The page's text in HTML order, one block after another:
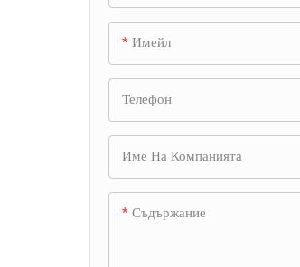
Форма за прахосмукачка
Форма за метане
Форма за чекмеджета на
хладилника
Форма за части на фреза
зареждане на безжични
слушалки
Форма за аксесоари за
Форма за корпус на камера
Форма за корпус на
проектор
Форма за принтер
Форма за принтер 先不要
Пластмасова форма за
Форма за морски тласкачи
Форма за част от вендинг
Автомобилна шприцформа
Калъп за панел на
автомобилна врата
Форма за чистачки на
Форма за шприцване на
домакински съдове
Форма за шприцване на
кана за кафе
Форма за горещ канал
Имейл
Телефон
Име На Компанията
Съдържание